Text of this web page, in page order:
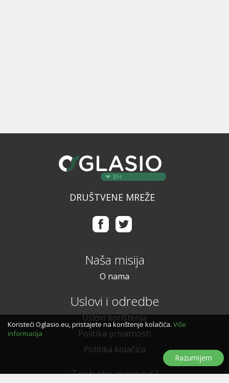
BIH
DRUŠTVENE MREŽE
Naša misija
O nama
Uslovi i odredbe
Uslovi korištenja
Politika privatnosti
Politika kolačića
Trebate pomoć?
Koristeći Oglasio.eu, pristajete na korištenje kolačića. Više
informacija
Razumijem